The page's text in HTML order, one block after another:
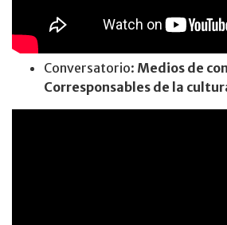
Conversatorio: Medios de
Corresponsables de la